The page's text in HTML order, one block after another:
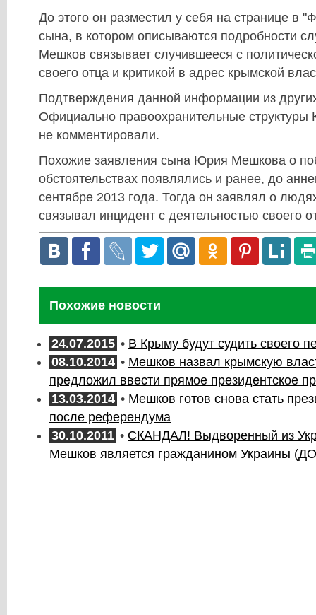
До этого он разместил у себя на странице в
сына, в котором описываются подробности
Мешков связывает случившееся с
своего отца и критикой в адрес крымской
Подтверждения данной информации из
Официально правоохранительные структуры
не комментировали.
Похожие заявления сына Юрия Мешкова о
обстоятельствах появлялись и ранее, до
сентябре 2013 года. Тогда он заявлял о
связывал инцидент с деятельностью своего
Похожие новости
24.07.2015 • В Крыму будут судить своего
08.10.2014 • Мешков назвал крымскую
предложил ввести прямое президентское
13.03.2014 • Мешков готов снова стать
после референдума
30.10.2011 • СКАНДАЛ! Выдворенный из
Мешков является гражданином Украины